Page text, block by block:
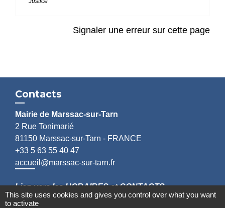
Signaler une erreur sur cette page
Contacts
Mairie de Marssac-sur-Tarn
2 Rue Tonimarié
81150 Marssac-sur-Tarn - FRANCE
+33 5 63 55 40 47
accueil@marssac-sur-tarn.fr
Lien vers les HORAIRES et CONTACTS
de chaque service
This site uses cookies and gives you control over what you want
to activate